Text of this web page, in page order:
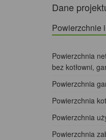
Dane
Powierzchnie
Powierzchnia
bez kotłowni,
Powierzchnia
Powierzchnia
Powierzchnia
Powierzchnia